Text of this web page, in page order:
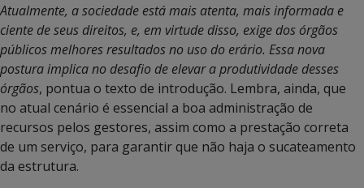
Atualmente, a sociedade está mais atenta, mais informada e
ciente de seus direitos, e, em virtude disso, exige dos órgãos
públicos melhores resultados no uso do erário. Essa nova
postura implica no desafio de elevar a produtividade desses
órgãos, pontua o texto de introdução. Lembra, ainda, que
no atual cenário é essencial a boa administração de
recursos pelos gestores, assim como a prestação correta
de um serviço, para garantir que não haja o sucateamento
da estrutura.